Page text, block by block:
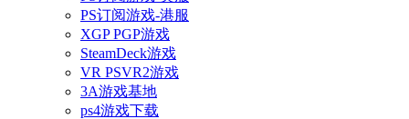
PS订阅游戏-港服
XGP PGP游戏
SteamDeck游戏
VR PSVR2游戏
3A游戏基地
ps4游戏下载